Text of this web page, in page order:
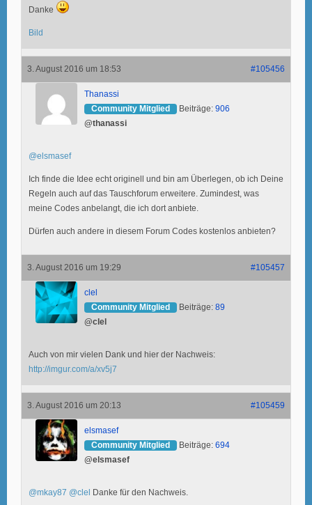
Danke
Bild
3. August 2016 um 18:53 #105456
Thanassi
Community Mitglied
Beiträge: 906
@thanassi
@elsmasef
Ich finde die Idee echt originell und bin am Überlegen, ob ich Deine
Regeln auch auf das Tauschforum erweitere. Zumindest, was
meine Codes anbelangt, die ich dort anbiete.
Dürfen auch andere in diesem Forum Codes kostenlos anbieten?
3. August 2016 um 19:29 #105457
clel
Community Mitglied
Beiträge: 89
@clel
Auch von mir vielen Dank und hier der Nachweis:
http://imgur.com/a/xv5j7
3. August 2016 um 20:13 #105459
elsmasef
Community Mitglied
Beiträge: 694
@elsmasef
@mkay87 @clel Danke für den Nachweis.